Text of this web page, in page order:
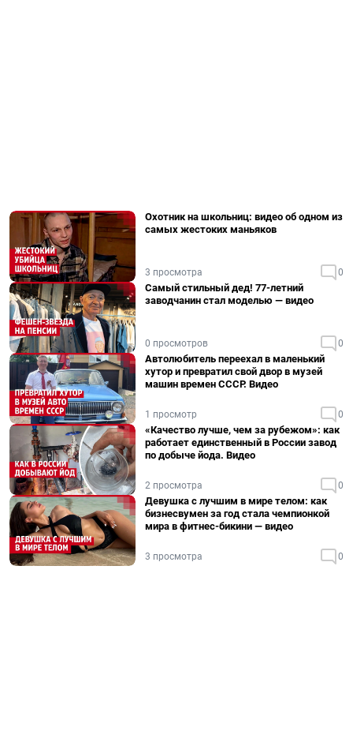
Охотник на школьниц: видео об одном из
самых жестоких маньяков
3 просмотра 0
Самый стильный дед! 77-летний
заводчанин стал моделью — видео
0 просмотров 0
Автолюбитель переехал в маленький
хутор и превратил свой двор в музей
машин времен СССР. Видео
1 просмотр 0
«Качество лучше, чем за рубежом»: как
работает единственный в России завод
по добыче йода. Видео
2 просмотра 0
Девушка с лучшим в мире телом: как
бизнесвумен за год стала чемпионкой
мира в фитнес-бикини — видео
3 просмотра 0